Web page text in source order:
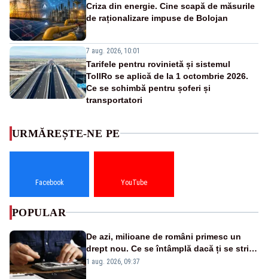
Criza din energie. Cine scapă de măsurile
de raționalizare impuse de Bolojan
7 aug. 2026, 10:01
Tarifele pentru rovinietă și sistemul
TollRo se aplică de la 1 octombrie 2026.
Ce se schimbă pentru șoferi și
transportatori
URMĂREȘTE-NE PE
Facebook YouTube
POPULAR
De azi, milioane de români primesc un
drept nou. Ce se întâmplă dacă ți se strică
un produs
1 aug. 2026, 09:37